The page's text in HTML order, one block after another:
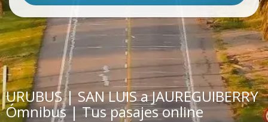
URUBUS | SAN LUIS a JAUREGUIBERRY
Ómnibus | Tus pasajes online